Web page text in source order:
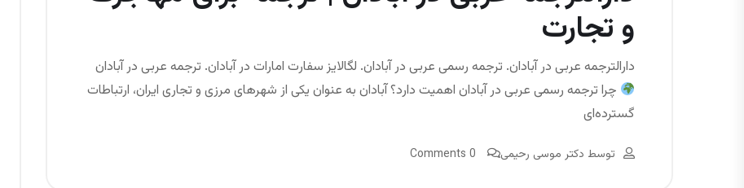
و تجارت
دارالترجمه عربی در آبادان. ترجمه رسمی عربی در آبادان. لگالایز سفارت امارات در آبادان. ترجمه عربی در آبادان
چرا ترجمه رسمی عربی در آبادان اهمیت دارد؟ آبادان به عنوان یکی از شهرهای مرزی و تجاری ایران، ارتباطات
گسترده‌ای
توسط دکتر موسی رحیمی 0 Comments